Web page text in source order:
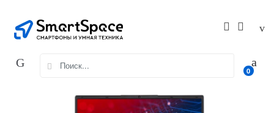
navigation
content
for:
0